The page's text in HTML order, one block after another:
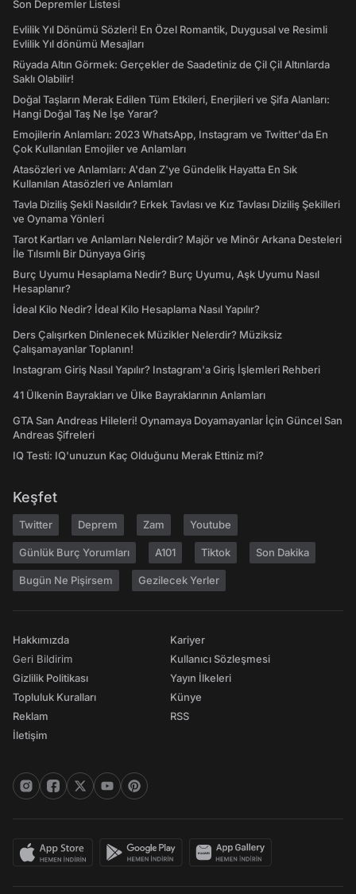
Son Depremler Listesi
Evlilik Yıl Dönümü Sözleri! En Özel Romantik, Duygusal ve Resimli
Evlilik Yıl dönümü Mesajları
Rüyada Altın Görmek: Gerçekler de Saadetiniz de Çil Çil Altınlarda
Saklı Olabilir!
Doğal Taşların Merak Edilen Tüm Etkileri, Enerjileri ve Şifa Alanları:
Hangi Doğal Taş Ne İşe Yarar?
Emojilerin Anlamları: 2023 WhatsApp, Instagram ve Twitter'da En
Çok Kullanılan Emojiler ve Anlamları
Atasözleri ve Anlamları: A'dan Z'ye Gündelik Hayatta En Sık
Kullanılan Atasözleri ve Anlamları
Tavla Diziliş Şekli Nasıldır? Erkek Tavlası ve Kız Tavlası Diziliş Şekilleri
ve Oynama Yönleri
Tarot Kartları ve Anlamları Nelerdir? Majör ve Minör Arkana Desteleri
İle Tılsımlı Bir Dünyaya Giriş
Burç Uyumu Hesaplama Nedir? Burç Uyumu, Aşk Uyumu Nasıl
Hesaplanır?
İdeal Kilo Nedir? İdeal Kilo Hesaplama Nasıl Yapılır?
Ders Çalışırken Dinlenecek Müzikler Nelerdir? Müziksiz
Çalışamayanlar Toplanın!
Instagram Giriş Nasıl Yapılır? Instagram'a Giriş İşlemleri Rehberi
41 Ülkenin Bayrakları ve Ülke Bayraklarının Anlamları
GTA San Andreas Hileleri! Oynamaya Doyamayanlar İçin Güncel San
Andreas Şifreleri
IQ Testi: IQ'unuzun Kaç Olduğunu Merak Ettiniz mi?
Keşfet
Twitter Deprem Zam Youtube
Günlük Burç Yorumları A101 Tiktok Son Dakika
Bugün Ne Pişirsem Gezilecek Yerler
Hakkımızda
Geri Bildirim
Gizlilik Politikası
Topluluk Kuralları
Reklam
İletişim
Kariyer
Kullanıcı Sözleşmesi
Yayın İlkeleri
Künye
RSS